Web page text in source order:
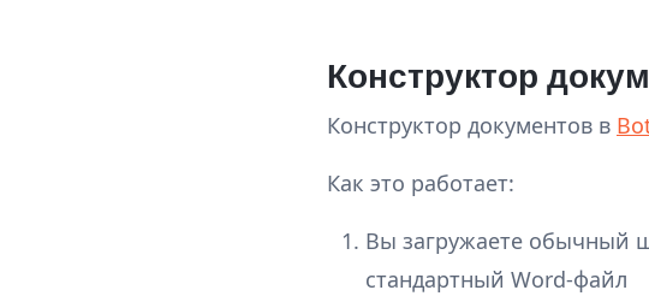
Конструктор
Конструктор документов в
Как это работает:
Вы загружаете обычный
стандартный Word-файл